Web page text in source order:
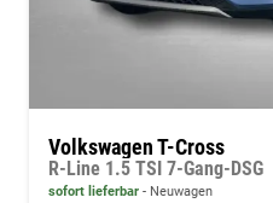
Volkswagen T-Cross
R-Line 1.5 TSI 7-Gang-DSG
sofort lieferbar Neuwagen